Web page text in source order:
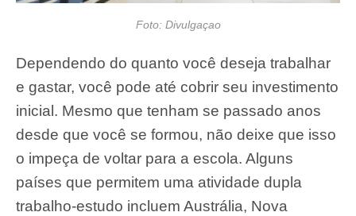
Foto: Divulgaçao
Dependendo do quanto você deseja trabalhar
e gastar, você pode até cobrir seu investimento
inicial. Mesmo que tenham se passado anos
desde que você se formou, não deixe que isso
o impeça de voltar para a escola. Alguns
países que permitem uma atividade dupla
trabalho-estudo incluem Austrália, Nova